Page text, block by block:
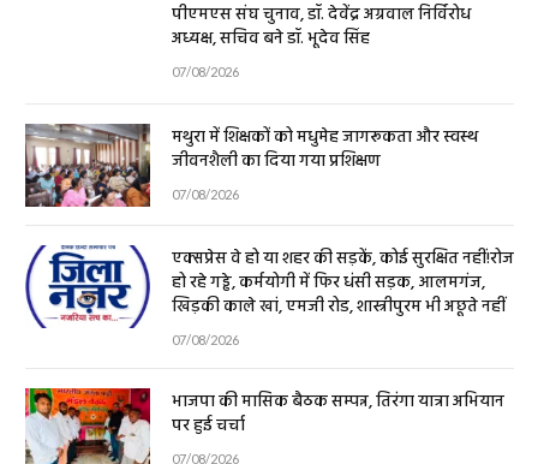
पीएमएस संघ चुनाव, डॉ. देवेंद्र अग्रवाल निर्विरोध
अध्यक्ष, सचिव बने डॉ. भूदेव सिंह
07/08/2026
मथुरा में शिक्षकों को मधुमेह जागरूकता और स्वस्थ
जीवनशैली का दिया गया प्रशिक्षण
07/08/2026
एक्सप्रेस वे हो या शहर की सड़कें, कोई सुरक्षित नहीं!रोज
हो रहे गड्ढे, कर्मयोगी में फिर धंसी सड़क, आलमगंज,
खिड़की काले खां, एमजी रोड, शास्त्रीपुरम भी अछूते नहीं
07/08/2026
भाजपा की मासिक बैठक सम्पन्न, तिरंगा यात्रा अभियान
पर हुई चर्चा
07/08/2026